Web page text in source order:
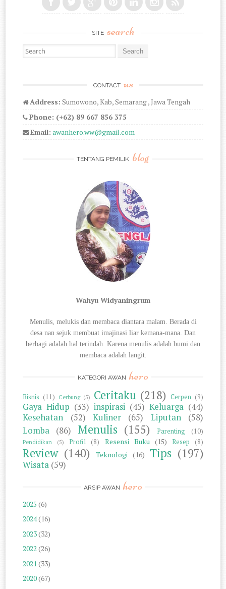
SITE search
Search for:
CONTACT us
Address: Sumowono, Kab, Semarang , Jawa Tengah
Phone: (+62) 89 667 856 375
Email: awanhero.ww@gmail.com
TENTANG PEMILIK blog
Wahyu Widyaningrum
Menulis, melukis dan membaca diantara malam. Berada di
desa nan sejuk membuat imajinasi liar kemana-mana. Dan
berbagi adalah hal terindah. Karena menulis adalah bumi dan
membaca adalah langit.
KATEGORI AWAN hero
Bisnis (11) Cerbung (5) Ceritaku (218) Cerpen (9)
Gaya Hidup (33) inspirasi (45) Keluarga (44)
Kesehatan
(52) Kuliner (65) Liputan
(58)
Lomba
(86) Menulis (155) Parenting (10)
Pendidikan (5) Profil (8) Resensi Buku (15) Resep (8)
Review (140) Teknologi (16) Tips (197)
Wisata (59)
ARSIP AWAN hero
2025 (6)
2024(16)
2023(32)
2022 (26)
2021 (33)
2020(67)